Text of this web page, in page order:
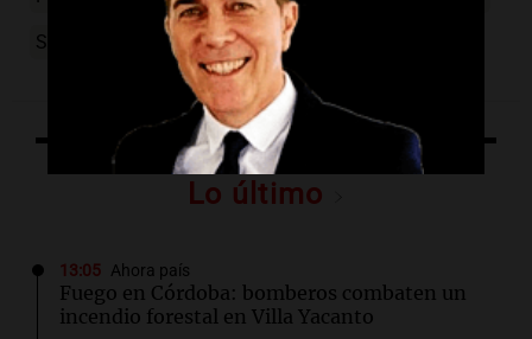
Schoenstatt cordoba
Lo último
13:05 Ahora país
Fuego en Córdoba: bomberos combaten un
incendio forestal en Villa Yacanto